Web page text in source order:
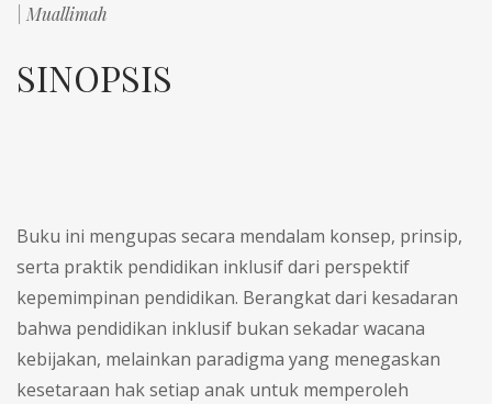
| ⁠Muallimah
SINOPSIS
Buku ini mengupas secara mendalam konsep, prinsip,
serta praktik pendidikan inklusif dari perspektif
kepemimpinan pendidikan. Berangkat dari kesadaran
bahwa pendidikan inklusif bukan sekadar wacana
kebijakan, melainkan paradigma yang menegaskan
kesetaraan hak setiap anak untuk mem­peroleh